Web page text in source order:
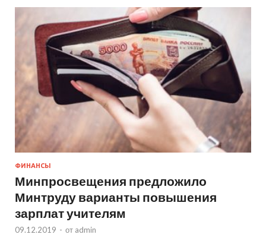
ФИНАНСЫ
Минпросвещения предложило
Минтруду варианты повышения
зарплат учителям
09.12.2019 - от admin